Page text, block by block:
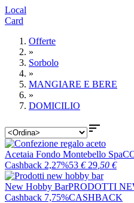
Local
Card
Offerte
»
Sorbolo
»
MANGIARE E BERE
»
DOMICILIO

Acetaia Fondo Montebello Spa
Cashback 2,27%53 € 29 ,50 €
New Hobby BarPRODOTTI
Cashback 7,75%CASHBACK